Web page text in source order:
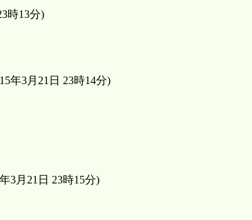
時13分)
年3月21日 23時14分)
3月21日 23時15分)